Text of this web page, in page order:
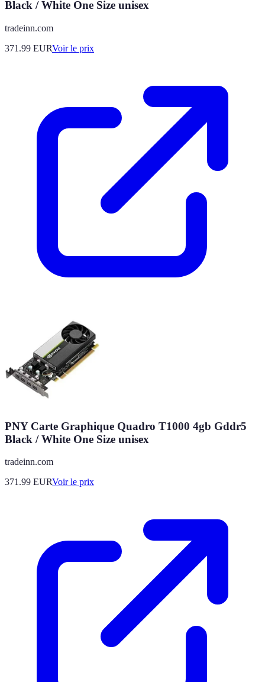
Black / White One Size unisex
tradeinn.com
371.99 EURVoir le prix
PNY Carte Graphique Quadro T1000 4gb Gddr5
Black / White One Size unisex
tradeinn.com
371.99 EURVoir le prix